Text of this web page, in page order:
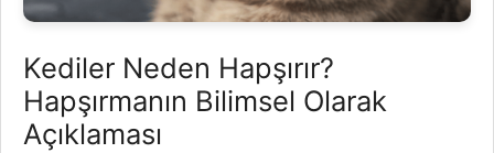
Kediler Neden Hapşırır?
Hapşırmanın Bilimsel Olarak
Açıklaması